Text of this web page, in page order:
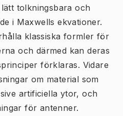
tolkningsbara och
i Maxwells ekvationer.
klassiska formler för
och därmed kan deras
förklaras. Vidare
om material som
artificiella ytor, och
för antenner.